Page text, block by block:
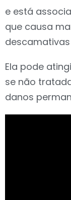
e está
que causa
Ela pode
se não
danos